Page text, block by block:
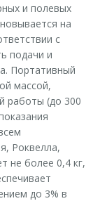
и полевых
на
с
подачи и
Портативный
массой,
работы (до 300
Роквелла,
не более 0,4 кг,
до 3% в